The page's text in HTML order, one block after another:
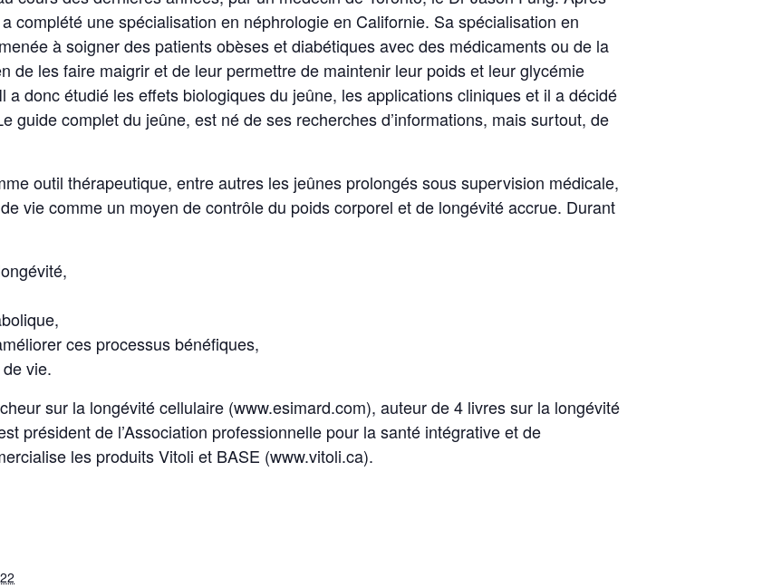
complété une spécialisation en néphrologie en Californie. Sa spécialisation en
à soigner des patients obèses et diabétiques avec des médicaments ou de la
de les faire maigrir et de leur permettre de maintenir leur poids et leur glycémie
a donc étudié les effets biologiques du jeûne, les applications cliniques et il a décidé
guide complet du jeûne, est né de ses recherches d’informations, mais surtout, de
outil thérapeutique, entre autres les jeûnes prolongés sous supervision médicale,
vie comme un moyen de contrôle du poids corporel et de longévité accrue. Durant
ces processus bénéfiques,
vie.
sur la longévité cellulaire (www.esimard.com), auteur de 4 livres sur la longévité
président de l’Association professionnelle pour la santé intégrative et de
les produits Vitoli et BASE (www.vitoli.ca).